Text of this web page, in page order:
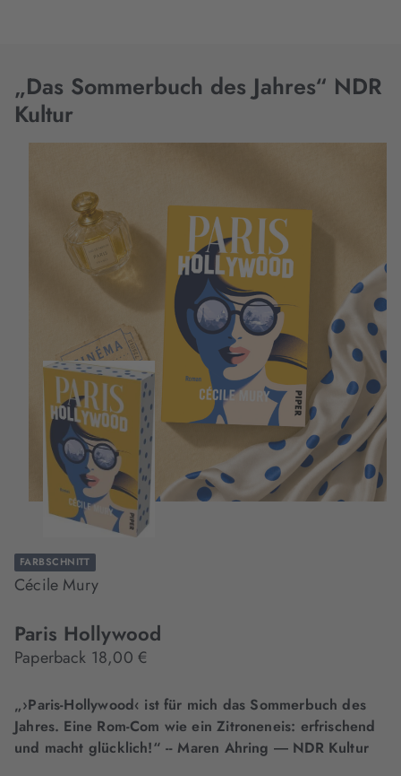
„Das Sommerbuch des Jahres“ NDR
Kultur
FARBSCHNITT
Cécile Mury
Paris Hollywood
Paperback 18,00 €
„›Paris-Hollywood‹ ist für mich das Sommerbuch des
Jahres. Eine Rom-Com wie ein Zitroneneis: erfrischend
und macht glücklich!“ -- Maren Ahring ― NDR Kultur